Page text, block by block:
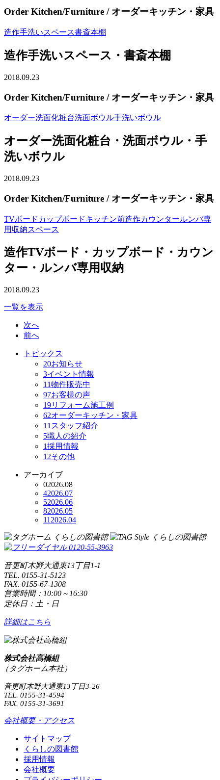
Order Kitchen/Furniture / オーダーキッチン・家具
造作手洗いスペース書斎本棚
造作手洗いスペース・書斎本棚
2018.09.23
Order Kitchen/Furniture / オーダーキッチン・家具
オーダー洗面化粧台洗面ボウル手洗いボウル
オーダー洗面化粧台・洗面ボウル・手
洗いボウル
2018.09.23
Order Kitchen/Furniture / オーダーキッチン・家具
TVボードカップボードキッチン前造作カウンタールンバ専
用収納スペース
造作TVボード・カップボード・カウン
ター・ルンバ専用収納
2018.09.23
一覧を表示
次へ
前へ
トピックス
20お知らせ
3イベント情報
11物件販売中
97お客様の声
19リフォーム施工例
62オーダーキッチン・家具
11 スタッフ紹介
5職人の紹介
1採用情報
12その他
アーカイブ
02026.08
42026.07
52026.06
82026.05
11 2026.04
音更町木野大通東13丁目1-1
TEL. 0155-31-5123
FAX. 0155-67-1308
営業時間：10:00～16:30
定休日：土・日
詳細はこちら
株式会社高橋組
（タグホーム本社）
音更町木野大通東13丁目3-26
TEL. 0155-31-4594
FAX. 0155-31-3691
会社概要・アクセス
サイトマップ
くらしの図書館
採用情報
会社概要